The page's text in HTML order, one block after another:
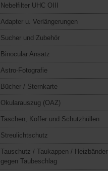
Nebelfilter UHC OIII
Adapter u. Verlängerungen
Sucher und Zubehör
Binocular Ansatz
Astro-Fotografie
Bücher / Sternkarte
Okularauszug (OAZ)
Taschen, Koffer und Schutzhüllen
Streulichtschutz
Tauschutz / Taukappen / Heizbänder
gegen Taubeschlag